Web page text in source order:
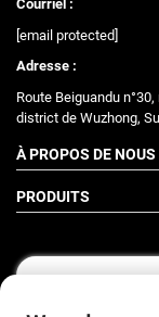
Courriel :
[email protected]
Adresse :
Route Beiguandu
district de Wuzhong,
À PROPOS DE NOUS
PRODUITS